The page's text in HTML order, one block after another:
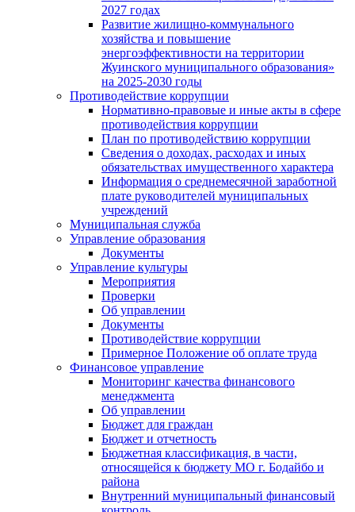
2027 годах
Развитие жилищно-коммунального
хозяйства и повышение
энергоэффективности на территории
Жуинского муниципального образования»
на 2025-2030 годы
Противодействие коррупции
Нормативно-правовые и иные акты в сфере
противодействия коррупции
План по противодействию коррупции
Сведения о доходах, расходах и иных
обязательствах имущественного характера
Информация о среднемесячной заработной
плате руководителей муниципальных
учреждений
Муниципальная служба
Управление образования
Документы
Управление культуры
Мероприятия
Проверки
Об управлении
Документы
Противодействие коррупции
Примерное Положение об оплате труда
Финансовое управление
Мониторинг качества финансового
менеджмента
Об управлении
Бюджет для граждан
Бюджет и отчетность
Бюджетная классификация, в части,
относящейся к бюджету МО г. Бодайбо и
района
Внутренний муниципальный финансовый